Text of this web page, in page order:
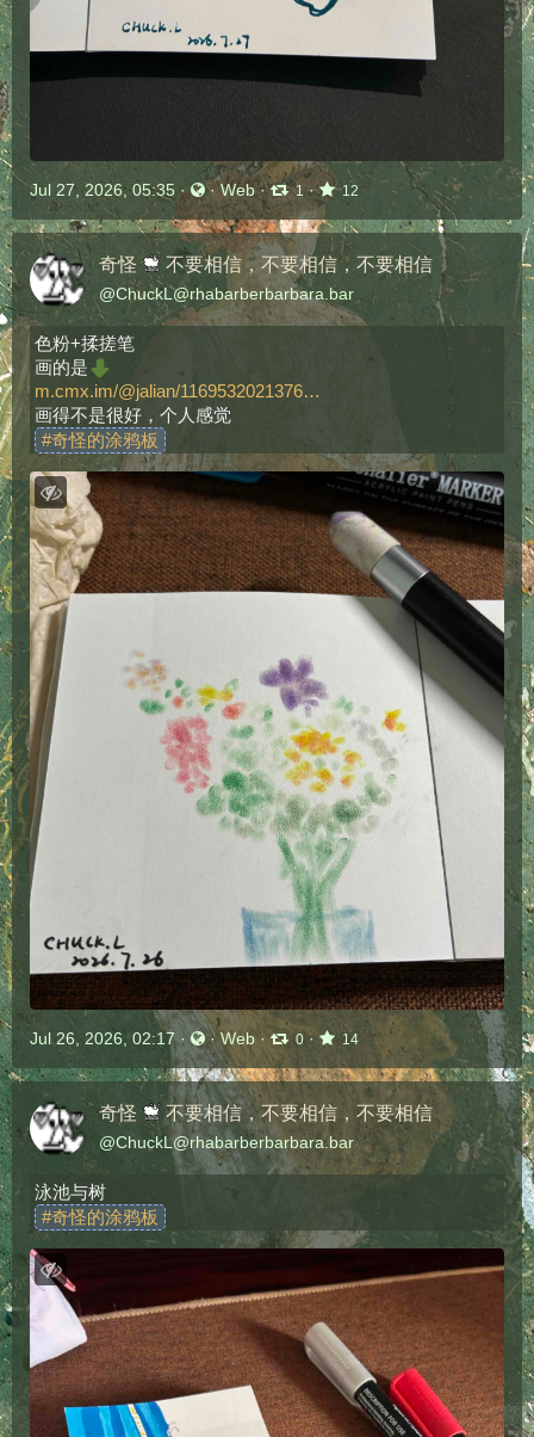
Jul 27, 2026, 05:35 · ·Web· 1· 12
奇怪 不要相信，不要相信，不要相信
@ChuckL@rhabarberbarbara.bar
色粉+揉搓笔
画的是​
m.cmx.im/@jalian/1169532021376
画得不是很好，个人感觉
#奇怪的涂鸦板
Jul 26, 2026, 02:17· ·Web· 0 · 14
奇怪 不要相信，不要相信，不要相信
@ChuckL@rhabarberbarbara.bar
泳池与树
#奇怪的涂鸦板